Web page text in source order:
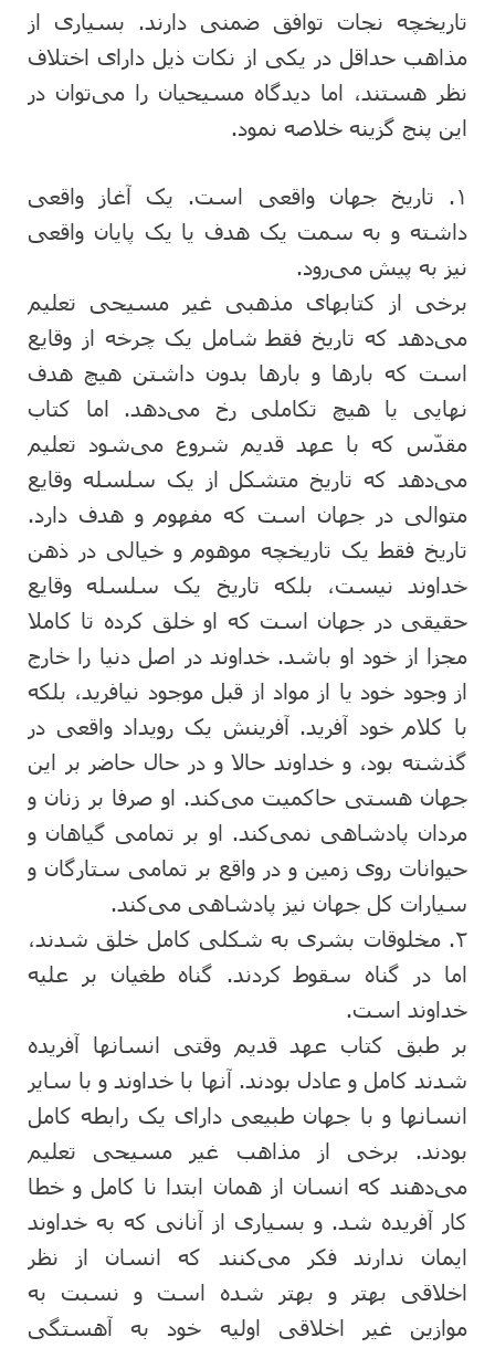
تاریخچه نجات توافق ضمنی دارند. بسیاری از
مذاهب حداقل در یکی از نکات ذیل دارای اختلاف
نظر هستند، اما دیدگاه مسیحیان را می‌توان در
این پنج گزینه خلاصه نمود.
۱. تاریخ جهان واقعی است. یک آغاز واقعی
داشته و به سمت یک هدف یا یک پایان واقعی
نیز به پیش می‌رود.
برخی از کتابهای مذهبی غیر مسیحی تعلیم
می‌دهد که تاریخ فقط شامل یک چرخه از وقایع
است که بارها و بارها بدون داشتن هیچ هدف
نهایی یا هیچ تکاملی رخ می‌دهد. اما کتاب
مقدّس که با عهد قدیم شروع می‌شود تعلیم
می‌دهد که تاریخ متشکل از یک سلسله وقایع
متوالی در جهان است که مفهوم و هدف دارد.
تاریخ فقط یک تاریخچه موهوم و خیالی در ذهن
خداوند نیست، بلکه تاریخ یک سلسله وقایع
حقیقی در جهان است که او خلق کرده تا کاملا
مجزا از خود او باشد. خداوند در اصل دنیا را خارج
از وجود خود یا از مواد از قبل موجود نیافرید، بلکه
با کلام خود آفرید. آفرینش یک رویداد واقعی در
گذشته بود، و خداوند حالا و در حال حاضر بر این
جهان هستی حاکمیت می‌کند. او صرفا بر زنان و
مردان پادشاهی نمی‌کند. او بر تمامی گیاهان و
حیوانات روی زمین و در واقع بر تمامی ستارگان و
سیارات کل جهان نیز پادشاهی می‌کند.
۲. مخلوقات بشری به شکلی کامل خلق شدند،
اما در گناه سقوط کردند. گناه طغیان بر علیه
خداوند است.
بر طبق کتاب عهد قدیم وقتی انسانها آفریده
شدند کامل و عادل بودند. آنها با خداوند و با سایر
انسانها و با جهان طبیعی دارای یک رابطه کامل
بودند. برخی از مذاهب غیر مسیحی تعلیم
می‌دهند که انسان از همان ابتدا نا کامل و خطا
کار آفریده شد. و بسیاری از آنانی که به خداوند
ایمان ندارند فکر می‌کنند که انسان از نظر
اخلاقی بهتر و بهتر شده است و نسبت به
موازین غیر اخلاقی اولیه خود به آهستگی